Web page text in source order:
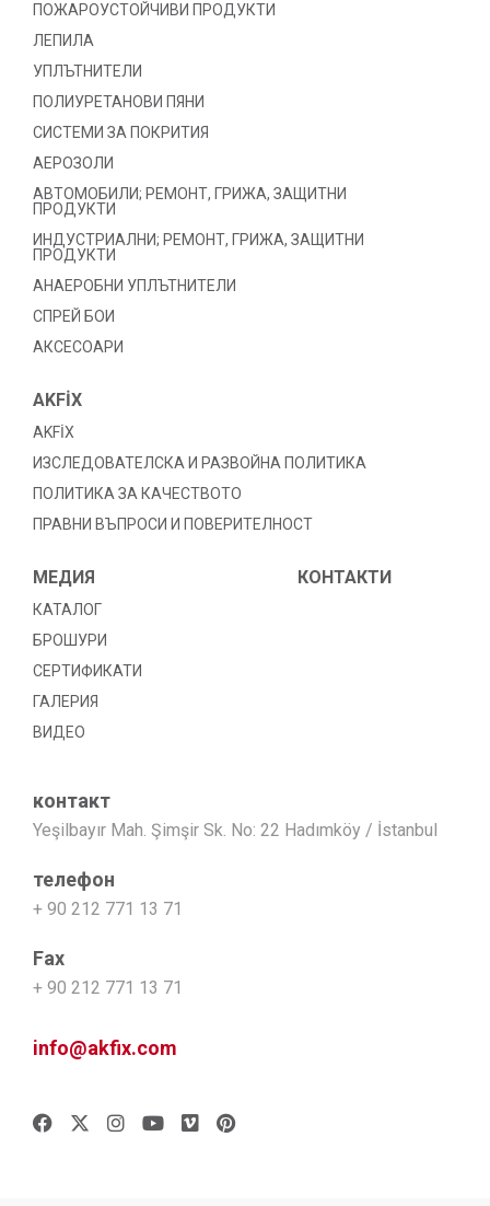
ПОЖАРОУСТОЙЧИВИ ПРОДУКТИ
ЛЕПИЛА
УПЛЪТНИТЕЛИ
ПОЛИУРЕТАНОВИ ПЯНИ
СИСТЕМИ ЗА ПОКРИТИЯ
АЕРОЗОЛИ
АВТОМОБИЛИ; РЕМОНТ, ГРИЖА, ЗАЩИТНИ
ПРОДУКТИ
ИНДУСТРИАЛНИ; РЕМОНТ, ГРИЖА, ЗАЩИТНИ
ПРОДУКТИ
АНАЕРОБНИ УПЛЪТНИТЕЛИ
СПРЕЙ БОИ
АКСЕСОАРИ
AKFİX
AKFİX
ИЗСЛЕДОВАТЕЛСКА И РАЗВОЙНА ПОЛИТИКА
ПОЛИТИКА ЗА КАЧЕСТВОТО
ПРАВНИ ВЪПРОСИ И ПОВЕРИТЕЛНОСТ
МЕДИЯ
КАТАЛОГ
БРОШУРИ
СЕРТИФИКАТИ
ГАЛЕРИЯ
ВИДЕО
КОНТАКТИ
контакт
Yeşilbayır Mah. Şimşir Sk. No: 22 Hadımköy / İstanbul
телефон
+ 90 212 771 13 71
Fax
+ 90 212 771 13 71
info@akfix.com